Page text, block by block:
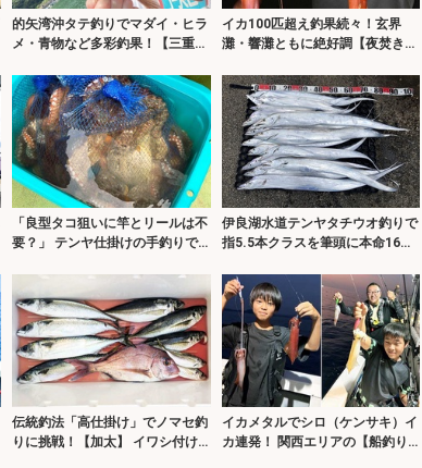
的矢湾沖タテ釣りでマダイ・ヒラ
メ・青物など多彩釣果！【三重】
イカ100匹超え釣果続々！玄界
灘・響灘ともに絶好調【夜焚きイ
「良型タコ狙いに竿とリールは不
要？」 テンヤ仕掛けの手釣りで
伊良湖水道テンヤタチウオ釣りで
指5.5本クラスを筆頭に本命16匹
伝統釣法「高仕掛け」でノマセ釣
りに挑戦！【加太】 イワシ付け
イカメタルでシロ（ケンサキ）イ
カ連発！ 関西エリアの【船釣り